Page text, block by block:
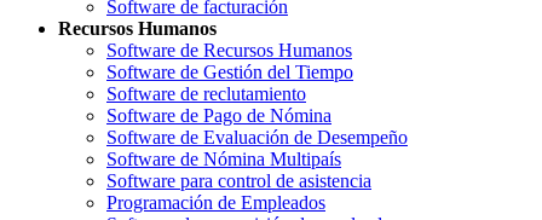
Software de facturación
Recursos Humanos
Software de Recursos Humanos
Software de Gestión del Tiempo
Software de reclutamiento
Software de Pago de Nómina
Software de Evaluación de Desempeño
Software de Nómina Multipaís
Software para control de asistencia
Programación de Empleados